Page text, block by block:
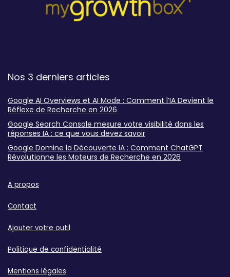
Nos 3 derniers articles
Google AI Overviews et AI Mode : Comment l’IA Devient le
Réflexe de Recherche en 2026
Google Search Console mesure votre visibilité dans les
réponses IA : ce que vous devez savoir
Google Domine la Découverte IA : Comment ChatGPT
Révolutionne les Moteurs de Recherche en 2026
A propos
Contact
Ajouter votre outil
Politique de confidentialité
Mentions légales